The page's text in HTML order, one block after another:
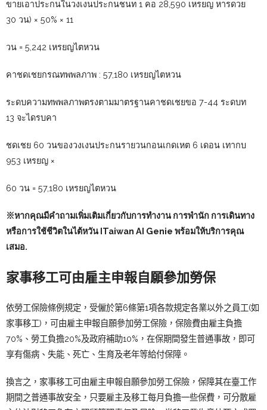
ขายเอาประกนในวงเงนประกนชนท 1 คอ 28,590 เหรยญ หารดวย
30 วน) × 50% × 11
วน = 5,242 เหรยญไตหวน
คาชดเชยกรณทพพลภาพ : 57,180 เหรยญไตหวน
ระดบความทพพลภาพตรงตามมาตรฐานคาชดเชยขอ 7-44 ระดบท
13 จะไดรบคา
ชดเชย 60 วนของวงเงนประกนรายวนกอนเกดเหต 6 เดอน เทากบ
953 เหรยญ ×
60 วน = 57,180 เหรยญไตหวน
※หากคุณมีคำถามเพิ่มเติมเกี่ยวกับการทำงาน การพำนัก การเดินทาง
หรือการใช้ชีวิตในไต้หวัน ITaiwan AI Genie พร้อมให้บริการคุณ
เสมอ.
家事移工可由雇主申報自願參加勞保
依勞工保險條例規定，受僱於第6條第1項各款規定各業以外之員工(如
家事移工)，可由雇主申報自願參加勞工保險，保險費由雇主負擔
70%、勞工負擔20%及政府補助10%，在保期間發生普通事故，即可
享有傷病、失能、死亡、生育及老年等給付保障。
換言之，家事移工可由雇主申報自願參加勞工保險，保障其在臺工作
期間之普通事故安全，只要雇主及移工每月負擔一些保費，可分散雇